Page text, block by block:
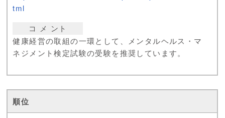
tml
コ メ ント
健康経営の取組の一環として、メンタルヘルス・マ
ネジメント検定試験の受験を推奨しています。